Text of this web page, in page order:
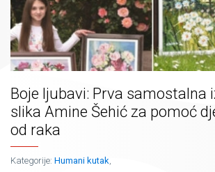
Boje ljubavi: Prva samostalna
slika Amine Šehić za pomoć
od raka
Kategorije: Humani kutak,